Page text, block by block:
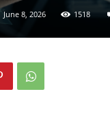
June 8, 2026 1518